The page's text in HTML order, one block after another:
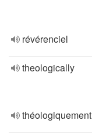
révérenciel
theologically
théologiquement